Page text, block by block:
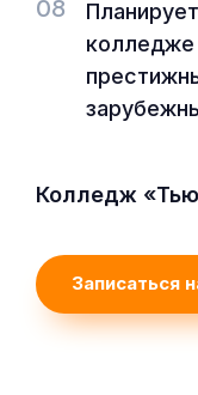
08
колледже
Колледж
Записаться